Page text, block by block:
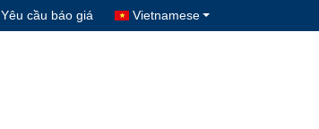
Yêu cầu báo giá Vietnamese